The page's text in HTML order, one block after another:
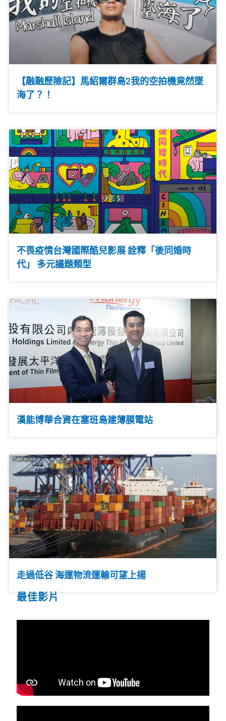
【融融歷險記】馬紹爾群島2我的空拍機竟然墜
海了？！
不畏疫情台灣國際酷兒影展 詮釋「後同婚時
代」 多元議題類型
漢能博華合資在塞班島建薄膜電站
走過低谷 海運物流運輸可望上揚
最佳影片